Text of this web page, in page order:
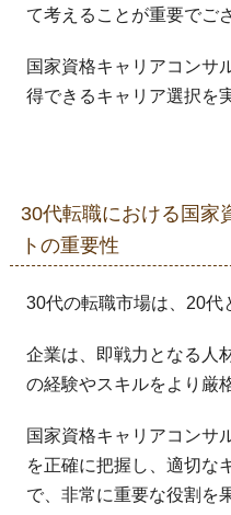
て考えることが重要でご
国家資格キャリアコンサ
得できるキャリア選択を
30代転職における国家
トの重要性
30代の転職市場は、20代
企業は、即戦力となる人
の経験やスキルをより厳
国家資格キャリアコンサ
を正確に把握し、適切な
で、非常に重要な役割を